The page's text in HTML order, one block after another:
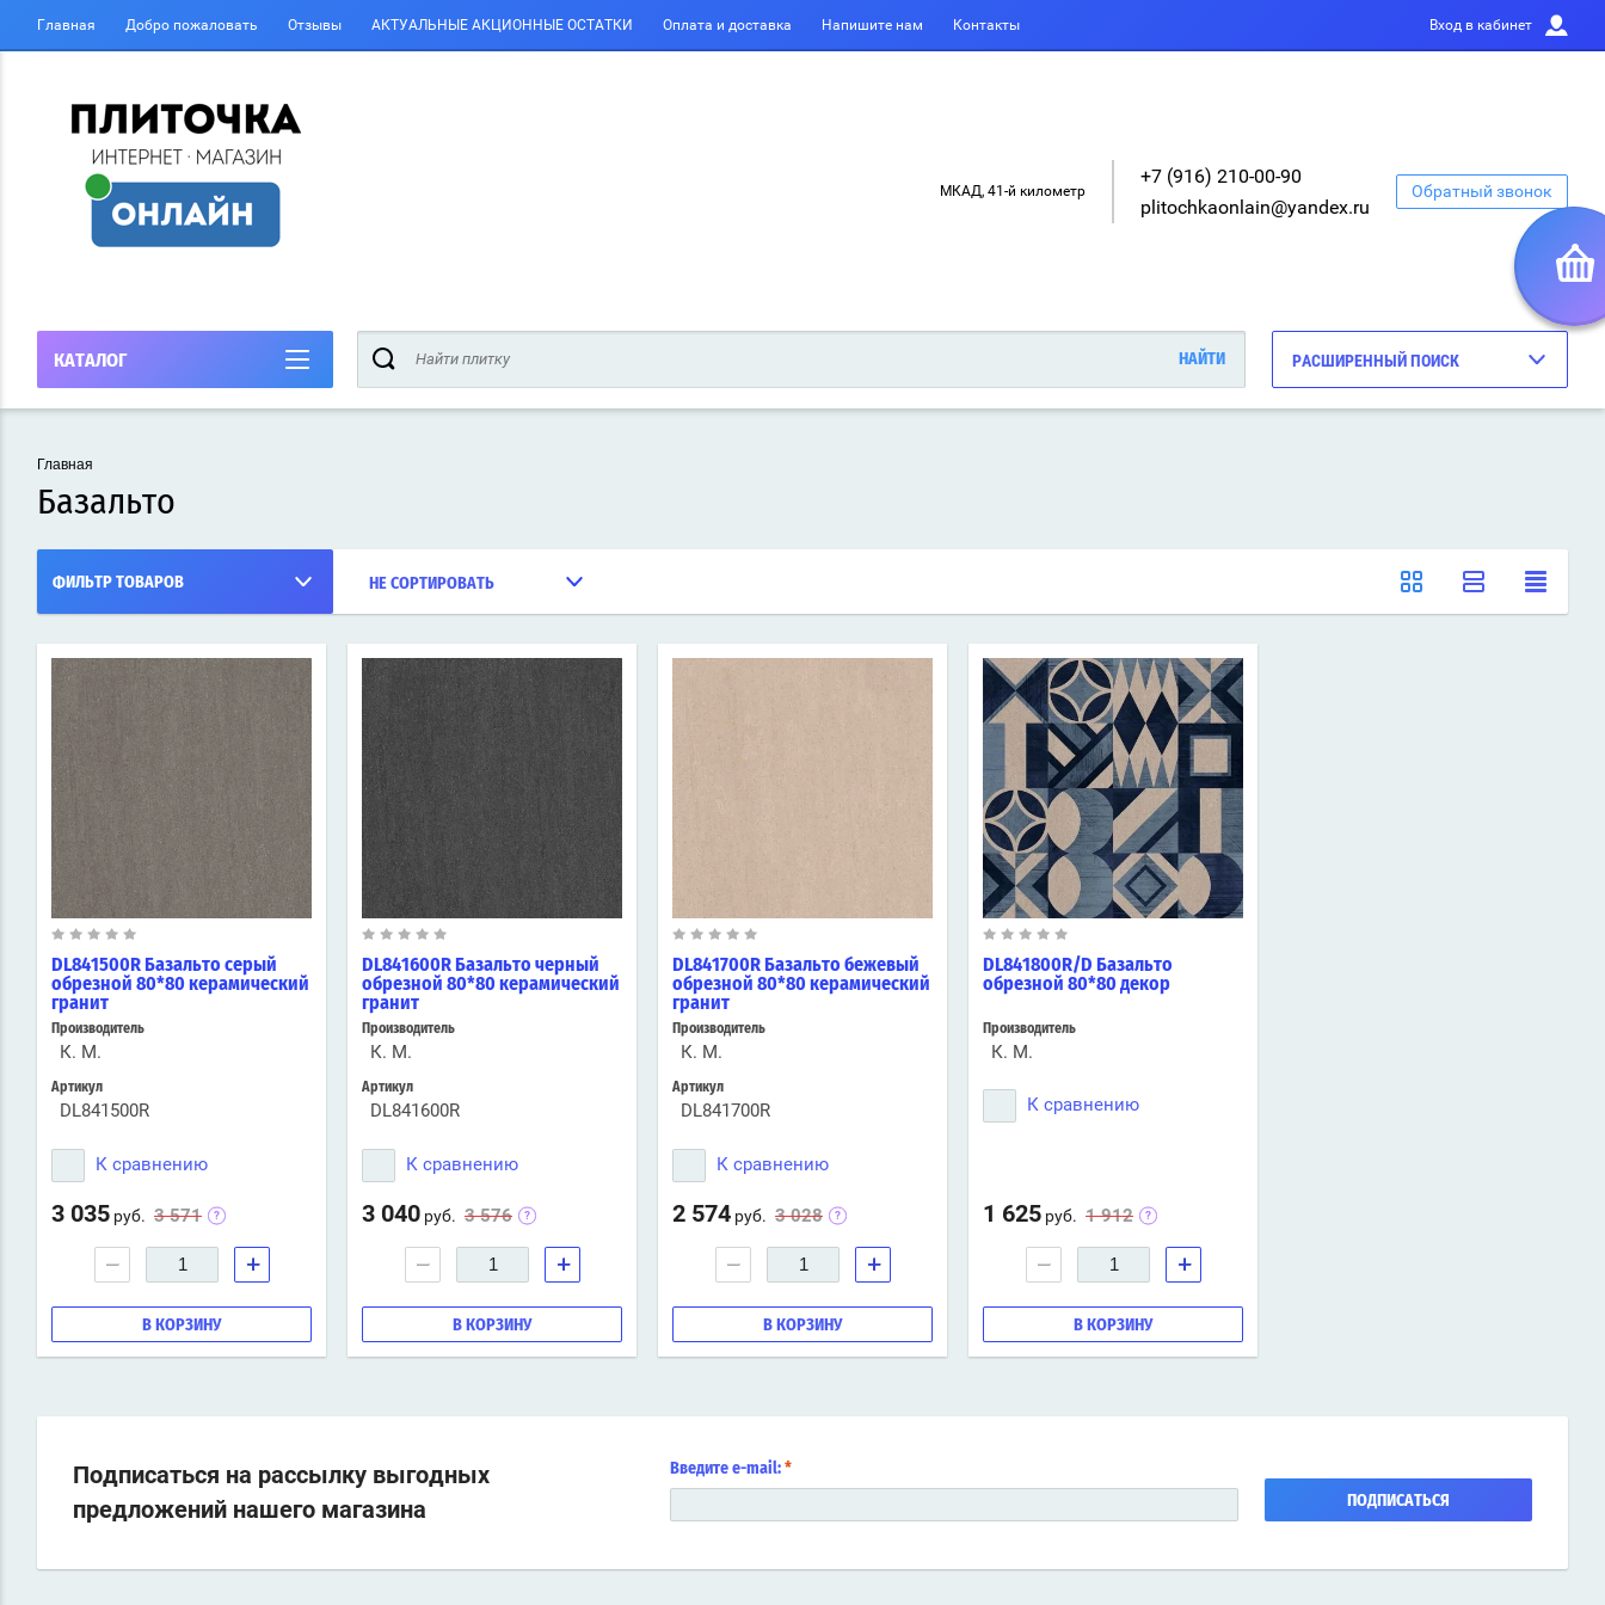
Главная Добро пожаловать Отзывы АКТУАЛЬНЫЕ АКЦИОННЫЕ ОСТАТКИ Оплата и доставка Напишите нам Контакты Вход в кабинет
МКАД, 41-й километр
+7 (916) 210-00-90
plitochkaonlain@yandex.ru
Обратный звонок
КАТАЛОГ РАСШИРЕННЫЙ ПОИСК
Главная
Базальто
ФИЛЬТР ТОВАРОВ НЕ СОРТИРОВАТЬ
DL841500R Базальто серый
обрезной 80*80 керамический
гранит
Производитель
К. М.
Артикул
DL841500R
К сравнению
3 571
3 035 руб.
− +
В КОРЗИНУ
DL841600R Базальто черный
обрезной 80*80 керамический
гранит
Производитель
К. М.
Артикул
DL841600R
К сравнению
3 576
3 040 руб.
− +
В КОРЗИНУ
DL841700R Базальто бежевый
обрезной 80*80 керамический
гранит
Производитель
К. М.
Артикул
DL841700R
К сравнению
3 028
2 574 руб.
− +
В КОРЗИНУ
DL841800R/D Базальто
обрезной 80*80 декор
Производитель
К. М.
К сравнению
1 912
1 625 руб.
− +
В КОРЗИНУ
Подписаться на рассылку выгодных
предложений нашего магазина
Введите e-mail: *
ПОДПИСАТЬСЯ